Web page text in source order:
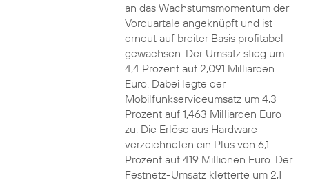
an das Wachstumsmomentum der
Vorquartale angeknüpft und ist
erneut auf breiter Basis profitabel
gewachsen. Der Umsatz stieg um
4,4 Prozent auf 2,091 Milliarden
Euro. Dabei legte der
Mobilfunkserviceumsatz um 4,3
Prozent auf 1,463 Milliarden Euro
zu. Die Erlöse aus Hardware
verzeichneten ein Plus von 6,1
Prozent auf 419 Millionen Euro. Der
Festnetz-Umsatz kletterte um 2,1